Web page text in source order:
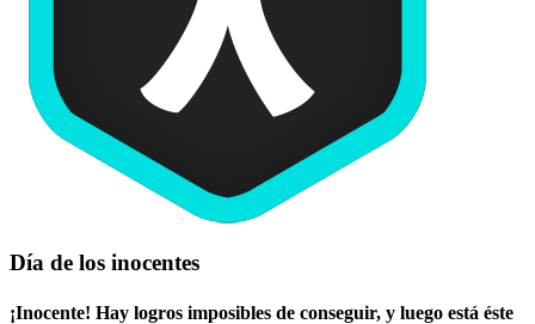
Día de los inocentes
¡Inocente! Hay logros imposibles de conseguir, y luego está éste